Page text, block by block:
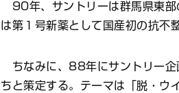
90年、サントリーは群馬県東部
は第１号新薬として国産初の抗不
ちなみに、88年にサントリー企
ちと策定する。テーマは「脱・ウ